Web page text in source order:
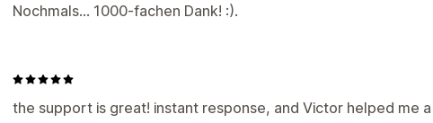
Nochmals... 1000-fachen Dank! :).
the support is great! instant response, and Victor helped me